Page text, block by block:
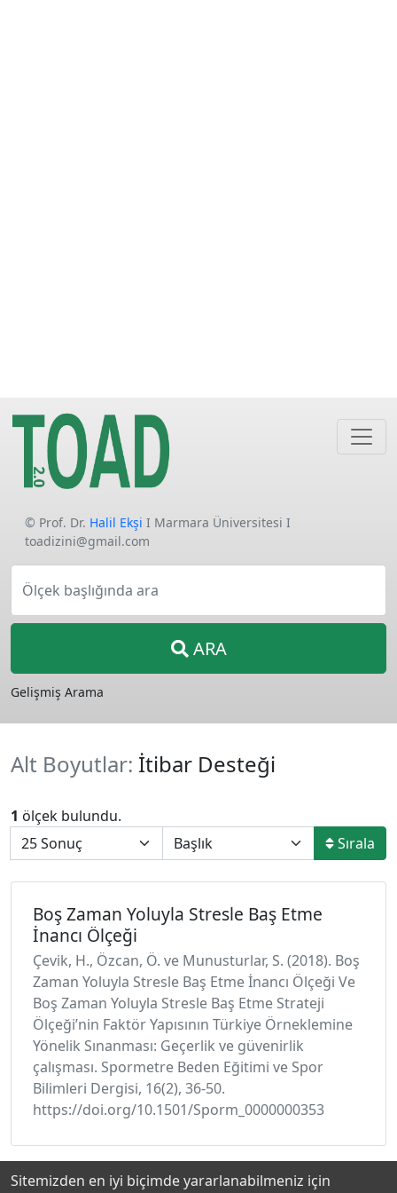
© Prof. Dr. Halil Ekşi I Marmara Üniversitesi I
toadizini@gmail.com
Ölçek başlığında ara
ARA
Gelişmiş Arama
Alt Boyutlar: İtibar Desteği
1 ölçek bulundu.
Sırala
Boş Zaman Yoluyla Stresle Baş Etme
İnancı Ölçeği
Çevik, H., Özcan, Ö. ve Munusturlar, S. (2018). Boş
Zaman Yoluyla Stresle Baş Etme İnancı Ölçeği Ve
Boş Zaman Yoluyla Stresle Baş Etme Strateji
Ölçeği’nin Faktör Yapısının Türkiye Örneklemine
Yönelik Sınanması: Geçerlik ve güvenirlik
çalışması. Spormetre Beden Eğitimi ve Spor
Bilimleri Dergisi, 16(2), 36-50.
https://doi.org/10.1501/Sporm_0000000353
Sitemizden en iyi biçimde yararlanabilmeniz için